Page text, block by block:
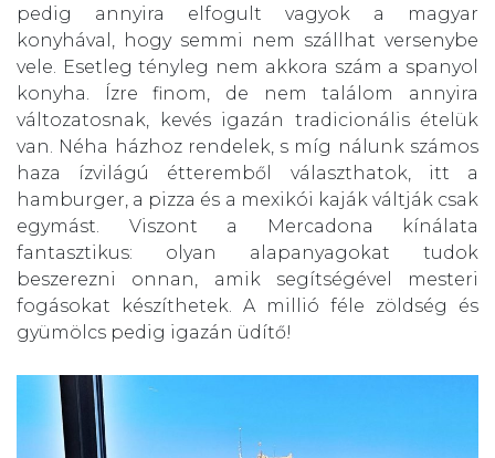
pedig annyira elfogult vagyok a magyar
konyhával, hogy semmi nem szállhat versenybe
vele. Esetleg tényleg nem akkora szám a spanyol
konyha. Ízre finom, de nem találom annyira
változatosnak, kevés igazán tradicionális ételük
van. Néha házhoz rendelek, s míg nálunk számos
haza ízvilágú étteremből választhatok, itt a
hamburger, a pizza és a mexikói kaják váltják csak
egymást. Viszont a Mercadona kínálata
fantasztikus: olyan alapanyagokat tudok
beszerezni onnan, amik segítségével mesteri
fogásokat készíthetek. A millió féle zöldség és
gyümölcs pedig igazán üdítő!